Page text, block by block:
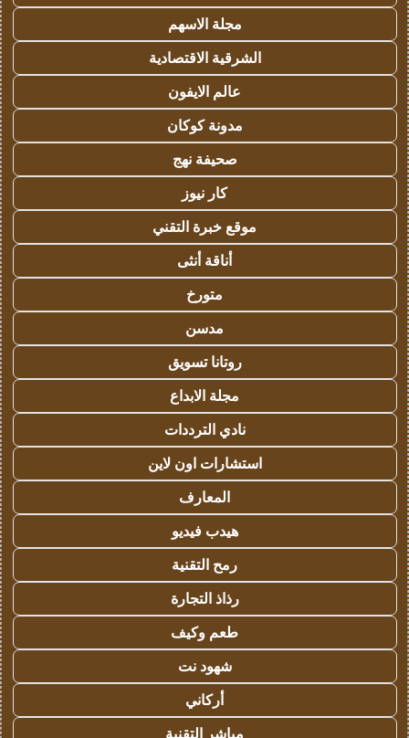
مجلة الاسهم
الشرقية الاقتصادية
عالم الايفون
مدونة كوكان
صحيفة نهج
كار نيوز
موقع خبرة التقني
أناقة أنثى
متورخ
مدسن
روتانا تسويق
مجلة الابداع
نادي الترددات
استشارات اون لاين
المعارف
هيدب فيديو
رمح التقنية
رذاذ التجارة
طعم وكيف
شهود نت
أركاني
مباشر التقنية